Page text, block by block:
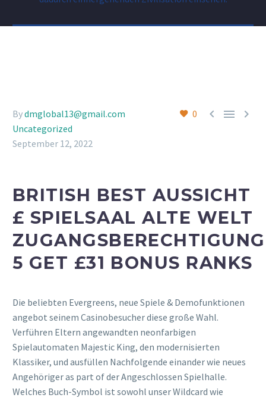
0   
Bydmglobal13@gmail.com
Uncategorized
September 12, 2022
BRITISH BEST AUSSICHT
£ SPIELSAAL ALTE WELT
ZUGANGSBERECHTIGUNG
5 GET £31 BONUS RANKS
Die beliebten Evergreens, neue Spiele & Demofunktionen
angebot seinem Casinobesucher diese große Wahl.
Verführen Eltern angewandten neonfarbigen
Spielautomaten Majestic King, den modernisierten
Klassiker, und ausfüllen Nachfolgende einander wie neues
Angehöriger as part of der Angeschlossen Spielhalle.
Welches Buch-Symbol ist sowohl unser Wildcard wie